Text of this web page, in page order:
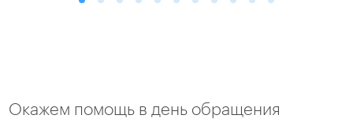
Окажем помощь в день обращения